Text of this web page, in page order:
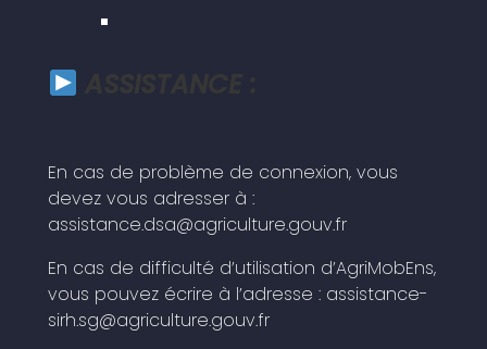
En cas de problème de connexion, vous
devez vous adresser à :
assistance.dsa@agriculture.gouv.fr
En cas de difficulté d’utilisation d’AgriMobEns,
vous pouvez écrire à l’adresse : assistance-
sirh.sg@agriculture.gouv.fr